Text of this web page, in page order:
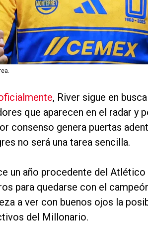
, River sigue en
que aparecen en el radar y
consenso genera puertas
no será una tarea sencilla.
un año procedente del
para quedarse con el
a ver con buenos ojos la
del Millonario.